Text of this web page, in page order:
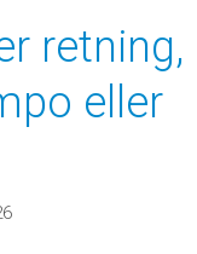
retning,
eller